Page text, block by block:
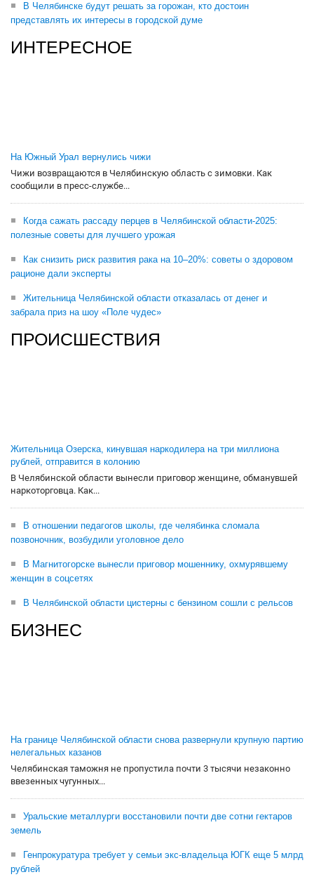
В Челябинске будут решать за горожан, кто достоин
представлять их интересы в городской думе
ИНТЕРЕСНОЕ
На Южный Урал вернулись чижи
Чижи возвращаются в Челябинскую область с зимовки. Как
сообщили в пресс-службе...
Когда сажать рассаду перцев в Челябинской области-2025:
полезные советы для лучшего урожая
Как снизить риск развития рака на 10–20%: советы о здоровом
рационе дали эксперты
Жительница Челябинской области отказалась от денег и
забрала приз на шоу «Поле чудес»
ПРОИСШЕСТВИЯ
Жительница Озерска, кинувшая наркодилера на три миллиона
рублей, отправится в колонию
В Челябинской области вынесли приговор женщине, обманувшей
наркоторговца. Как...
В отношении педагогов школы, где челябинка сломала
позвоночник, возбудили уголовное дело
В Магнитогорске вынесли приговор мошеннику, охмурявшему
женщин в соцсетях
В Челябинской области цистерны с бензином сошли с рельсов
БИЗНЕС
На границе Челябинской области снова развернули крупную партию
нелегальных казанов
Челябинская таможня не пропустила почти 3 тысячи незаконно
ввезенных чугунных...
Уральские металлурги восстановили почти две сотни гектаров
земель
Генпрокуратура требует у семьи экс-владельца ЮГК еще 5 млрд
рублей